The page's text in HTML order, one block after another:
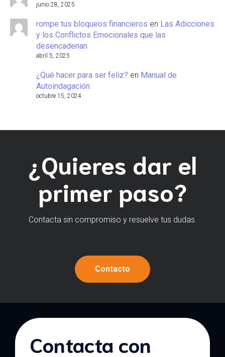
junio 28, 2025
rompe tus bloqueos financieros en Las Adicciones
y los Conflictos Emocionales que las
desencadenan
abril 5, 2025
¿Qué hacer para ser feliz? en Manual de
Autoindagación
octubre 15, 2024
¿Quieres dar el
primer paso?
Contacta sin compromiso y resuelve tus dudas.
Contacto
Contacta con